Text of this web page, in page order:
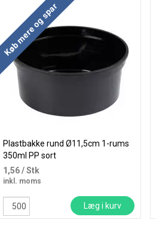
Køb mere og spar
Plastbakke rund Ø11,5cm 1-rums
350ml PP sort
1,56/ Stk
inkl. moms
Læg i kurv